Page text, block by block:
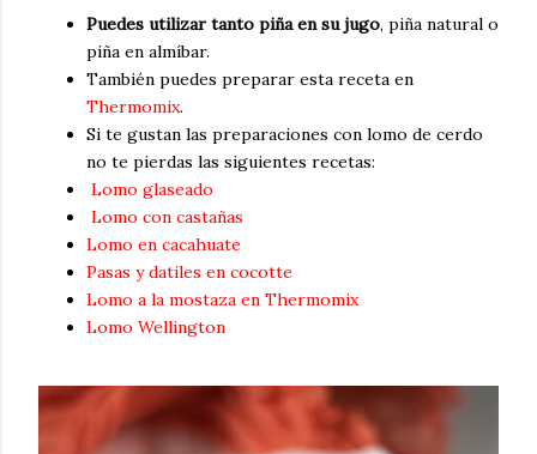
Puedes utilizar tanto piña en su jugo, piña natural o
piña en almíbar.
También puedes preparar esta receta en
Thermomix.
Si te gustan las preparaciones con lomo de cerdo
no te pierdas las siguientes recetas:
Lomo glaseado
Lomo con castañas
Lomo en cacahuate
Pasas y datiles en cocotte
Lomo a la mostaza en Thermomix
Lomo Wellington